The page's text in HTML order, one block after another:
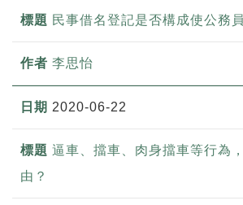
民事借名登記是否構成使公務
李思怡
2020-06-22
逼車、擋車、肉身擋車等行為
由？